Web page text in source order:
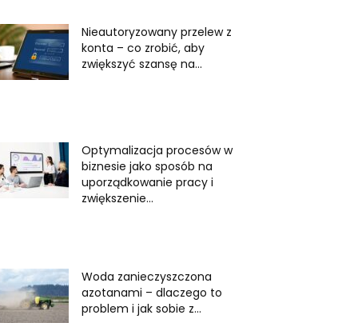
Nieautoryzowany przelew z
konta – co zrobić, aby
zwiększyć szansę na...
Optymalizacja procesów w
biznesie jako sposób na
uporządkowanie pracy i
zwiększenie...
Woda zanieczyszczona
azotanami – dlaczego to
problem i jak sobie z...